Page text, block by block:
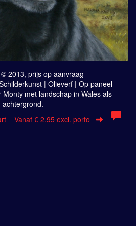
2013, prijs op aanvraag
| Olieverf | Op paneel
met landschap in Wales als
achtergrond.
Vanaf € 2,95 excl. porto